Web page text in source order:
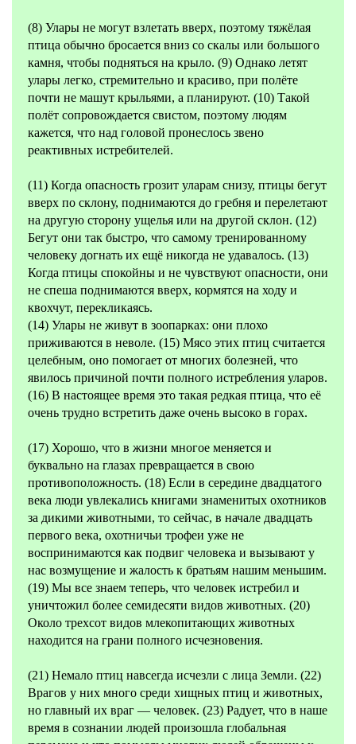
(8) Улары не могут взлетать вверх, поэтому тяжёлая
птица обычно бросается вниз со скалы или большого
камня, чтобы подняться на крыло. (9) Однако летят
улары легко, стремительно и красиво, при полёте
почти не машут крыльями, а планируют. (10) Такой
полёт сопровождается свистом, поэтому людям
кажется, что над головой пронеслось звено
реактивных истребителей.
(11) Когда опасность грозит уларам снизу, птицы бегут
вверх по склону, поднимаются до гребня и перелетают
на другую сторону ущелья или на другой склон. (12)
Бегут они так быстро, что самому тренированному
человеку догнать их ещё никогда не удавалось. (13)
Когда птицы спокойны и не чувствуют опасности, они
не спеша поднимаются вверх, кормятся на ходу и
квохчут, перекликаясь.
(14) Улары не живут в зоопарках: они плохо
приживаются в неволе. (15) Мясо этих птиц считается
целебным, оно помогает от многих болезней, что
явилось причиной почти полного истребления уларов.
(16) В настоящее время это такая редкая птица, что её
очень трудно встретить даже очень высоко в горах.
(17) Хорошо, что в жизни многое меняется и
буквально на глазах превращается в свою
противоположность. (18) Если в середине двадцатого
века люди увлекались книгами знаменитых охотников
за дикими животными, то сейчас, в начале двадцать
первого века, охотничьи трофеи уже не
воспринимаются как подвиг человека и вызывают у
нас возмущение и жалость к братьям нашим меньшим.
(19) Мы все знаем теперь, что человек истребил и
уничтожил более семидесяти видов животных. (20)
Около трехсот видов млекопитающих животных
находится на грани полного исчезновения.
(21) Немало птиц навсегда исчезли с лица Земли. (22)
Врагов у них много среди хищных птиц и животных,
но главный их враг — человек. (23) Радует, что в наше
время в сознании людей произошла глобальная